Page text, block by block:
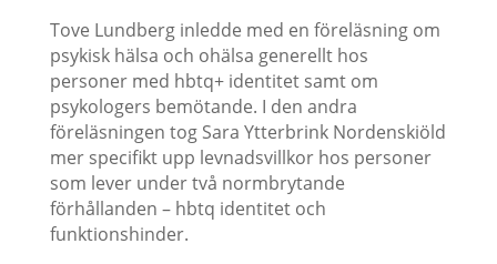
Tove Lundberg inledde med en föreläsning om
psykisk hälsa och ohälsa generellt hos
personer med hbtq+ identitet samt om
psykologers bemötande. I den andra
föreläsningen tog Sara Ytterbrink Nordenskiöld
mer specifikt upp levnadsvillkor hos personer
som lever under två normbrytande
förhållanden – hbtq identitet och
funktionshinder.